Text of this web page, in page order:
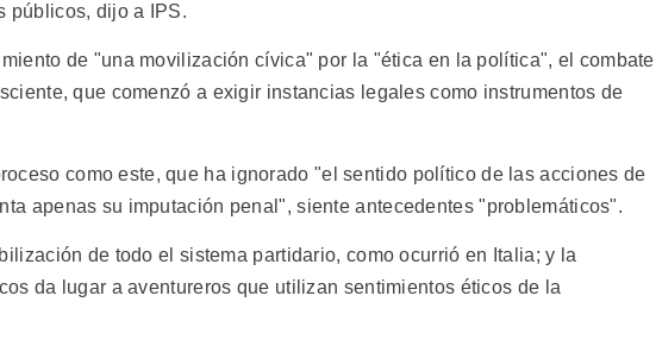
públicos, dijo a IPS.
de "una movilización cívica" por la "ética en la política", el combate
que comenzó a exigir instancias legales como instrumentos de
como este, que ha ignorado "el sentido político de las acciones de
apenas su imputación penal", siente antecedentes "problemáticos".
de todo el sistema partidario, como ocurrió en Italia; y la
da lugar a aventureros que utilizan sentimientos éticos de la